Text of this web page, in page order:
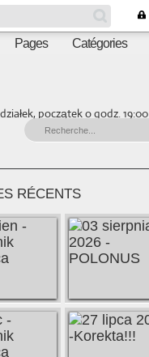
Pages Catégories
początek o godz. 19:00
RÉCENTS